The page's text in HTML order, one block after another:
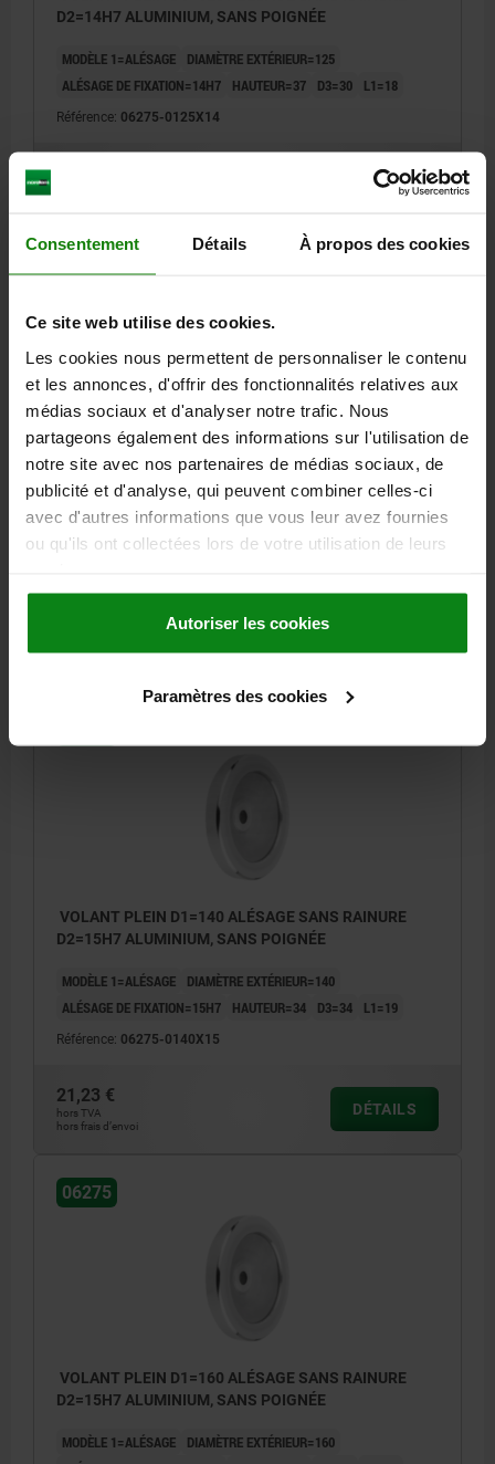
Consentement Détails À propos des cookies
Ce site web utilise des cookies.
Les cookies nous permettent de personnaliser le contenu
et les annonces, d'offrir des fonctionnalités relatives aux
médias sociaux et d'analyser notre trafic. Nous
partageons également des informations sur l'utilisation de
notre site avec nos partenaires de médias sociaux, de
publicité et d'analyse, qui peuvent combiner celles-ci
avec d'autres informations que vous leur avez fournies
ou qu'ils ont collectées lors de votre utilisation de leurs
Autoriser les cookies
Paramètres des cookies
D2=14H7 ALUMINIUM, SANS POIGNÉE
MODÈLE 1=ALÉSAGE
DIAMÈTRE EXTÉRIEUR=125
ALÉSAGE DE FIXATION=14H7
HAUTEUR=37 D3=30 L1=18
Référence: 06275-0125X14
DÉTAILS
06275
VOLANT PLEIN D1=140 ALÉSAGE SANS RAINURE
D2=14H7 ALUMINIUM, SANS POIGNÉE
MODÈLE 1=ALÉSAGE DIAMÈTRE EXTÉRIEUR=140
ALÉSAGE DE FIXATION=14H7
HAUTEUR=34 D3=34 L1=19
hors TVA
VOLANT PLEIN D1=140 ALÉSAGE SANS RAINURE
D2=15H7 ALUMINIUM, SANS POIGNÉE
MODÈLE 1=ALÉSAGE
DIAMÈTRE EXTÉRIEUR=140
ALÉSAGE DE FIXATION=15H7
HAUTEUR=34 D3=34 L1=19
Référence: 06275-0140X15
21,23 €
hors TVA
hors frais d’envoi
DÉTAILS
06275
VOLANT PLEIN D1=160 ALÉSAGE SANS RAINURE
D2=15H7 ALUMINIUM, SANS POIGNÉE
MODÈLE 1=ALÉSAGE
DIAMÈTRE EXTÉRIEUR=160